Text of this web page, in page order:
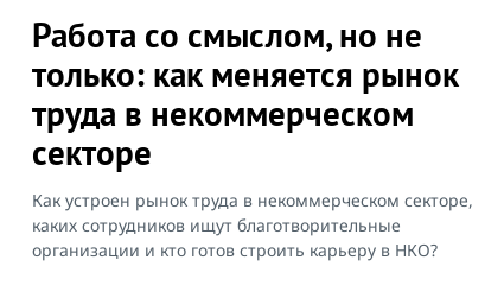
Работа со смыслом, но не
только: как меняется рынок
труда в некоммерческом
секторе
Как устроен рынок труда в некоммерческом секторе,
каких сотрудников ищут благотворительные
организации и кто готов строить карьеру в НКО?